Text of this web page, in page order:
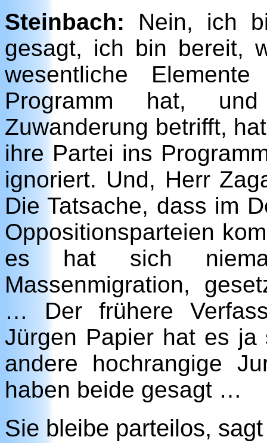
Steinbach: Nein, ich
gesagt, ich bin bereit,
wesentliche
Programm hat,
Zuwanderung betrifft,
ihre Partei ins
ignoriert. Und, Herr
Die Tatsache, dass im
Oppositionsparteien
es hat sich
Massenmigration,
… Der frühere
Jürgen Papier hat es
andere hochrangige
haben beide gesagt …
Sie bleibe parteilos,